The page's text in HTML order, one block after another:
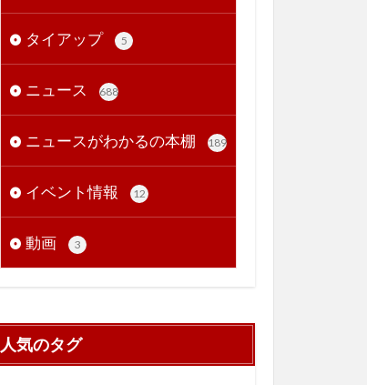
タイアップ 5
ニュース 688
ニュースがわかるの本棚 189
イベント情報 12
動画 3
人気のタグ